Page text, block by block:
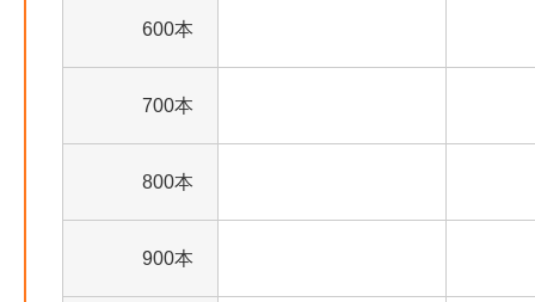
600本
700本
800本
900本